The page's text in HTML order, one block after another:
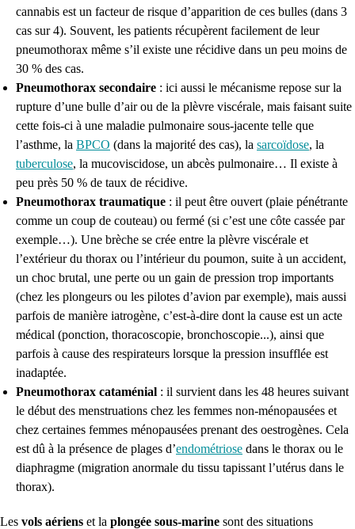
cannabis est un facteur de risque d’apparition de ces bulles (dans 3
cas sur 4). Souvent, les patients récupèrent facilement de leur
pneumothorax même s’il existe une récidive dans un peu moins de
30 % des cas.
Pneumothorax secondaire : ici aussi le mécanisme repose sur la
rupture d’une bulle d’airou de la plèvre viscérale, mais faisant suite
cette fois-ci à une maladie pulmonaire sous-jacente telle que
l’asthme, la BPCO (dans la majorité des cas), la sarcoïdose, la
tuberculose, la mucoviscidose, un abcès pulmonaire… Il existe à
peu près 50 % de taux de récidive.
Pneumothorax traumatique : il peut être ouvert (plaie pénétrante
comme un coup de couteau) ou fermé (si c’est une côte cassée par
exemple…). Une brèche se crée entre la plèvre viscérale et
l’extérieur du thorax ou l’intérieur du poumon, suite à un accident,
un choc brutal, une perte ou un gain de pression trop importants
(chez les plongeurs ou les pilotes d’avion par exemple), mais aussi
parfois de manière iatrogène, c’est-à-dire dont la cause est un acte
médical (ponction, thoracoscopie, bronchoscopie...), ainsi que
parfois à cause des respirateurs lorsque la pression insufflée est
inadaptée.
Pneumothorax cataménial : il survient dans les 48 heures suivant
le début des menstruations chez les femmes non-ménopausées et
chez certaines femmes ménopausées prenant des oestrogènes. Cela
est dû à la présence de plages d’endométriose dans le thorax ou le
diaphragme (migration anormale du tissu tapissant l’utérus dans le
thorax).
Les vols aériens et la plongée sous-marine sont des situations